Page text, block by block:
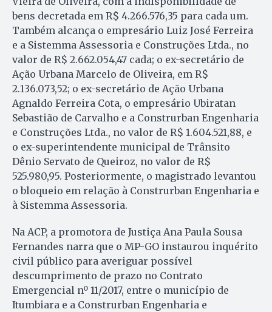
bens decretada em R$ 4.266.576,35 para cada um.
Também alcança o empresário Luiz José Ferreira
e a Sistemma Assessoria e Construções Ltda., no
valor de R$ 2.662.054,47 cada; o ex-secretário de
Ação Urbana Marcelo de Oliveira, em R$
2.136.073,52; o ex-secretário de Ação Urbana
Agnaldo Ferreira Cota, o empresário Ubiratan
Sebastião de Carvalho e a Construrban Engenharia
e Construções Ltda., no valor de R$ 1.604.521,88, e
o ex-superintendente municipal de Trânsito
Dênio Servato de Queiroz, no valor de R$
525.980,95. Posteriormente, o magistrado levantou
o bloqueio em relação à Construrban Engenharia e
à Sistemma Assessoria.
Na ACP, a promotora de Justiça Ana Paula Sousa
Fernandes narra que o MP-GO instaurou inquérito
civil público para averiguar possível
descumprimento de prazo no Contrato
Emergencial nº 11/2017, entre o município de
Itumbiara e a Construrban Engenharia e